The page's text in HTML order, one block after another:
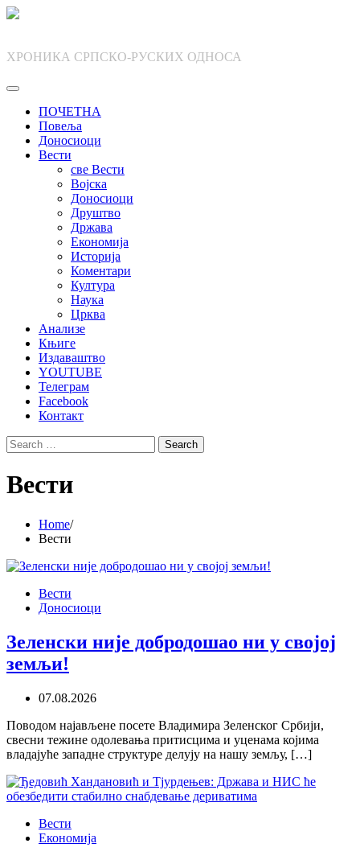
Skip
ХРОНИКА СРПСКО-РУСКИХ ОДНОСА
ПОЧЕТНА
Повеља
Доносиоци
Вести
све Вести
Војска
Доносиоци
Друштво
Држава
Економија
Историја
Коментари
Култура
Наука
Црква
Анализе
Књиге
Издаваштво
YOUTUBE
Телеграм
Facebook
Контакт
Search
for:
Вести
Home
Вести
Вести
Доносиоци
Зеленски није добродошао ни у својој
земљи!
07.08.2026
Поводом најављене посете Владимира Зеленског Србији,
свесни тежине одолевања притисцима и уценама којима
владајуће западне структуре делују на нашу земљу, […]
Вести
Економија